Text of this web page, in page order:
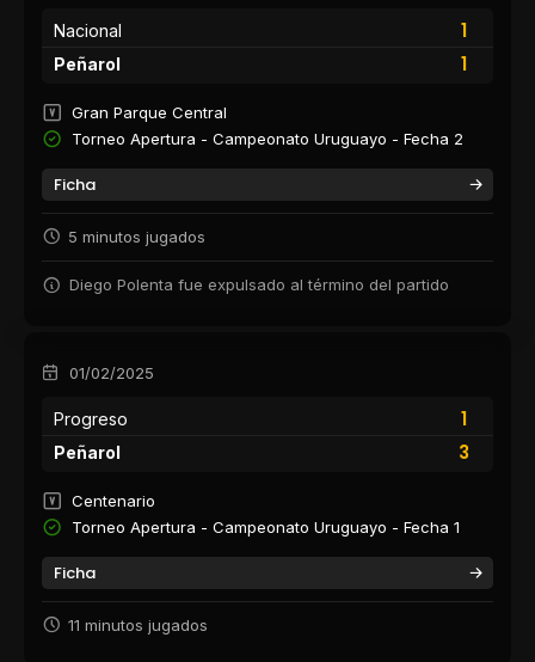
Nacional
1
1
Peñarol
Gran Parque Central
Torneo Apertura - Campeonato Uruguayo - Fecha 2
Ficha
5 minutos jugados
Diego Polenta fue expulsado al término del partido
01/02/2025
Progreso
1
3
Peñarol
Centenario
Torneo Apertura - Campeonato Uruguayo - Fecha 1
Ficha
11 minutos jugados